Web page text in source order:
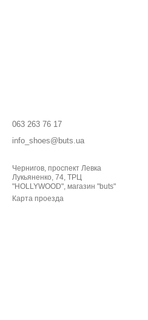
063 263 76 17
info_shoes@buts.ua
Чернигов, проспект Левка
Лукьяненко, 74, ТРЦ
"HOLLYWOOD", магазин "buts"
Карта проезда